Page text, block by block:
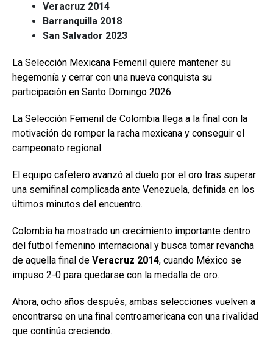
Veracruz 2014
Barranquilla 2018
San Salvador 2023
La Selección Mexicana Femenil quiere mantener su
hegemonía y cerrar con una nueva conquista su
participación en Santo Domingo 2026.
La Selección Femenil de Colombia llega a la final con la
motivación de romper la racha mexicana y conseguir el
campeonato regional.
El equipo cafetero avanzó al duelo por el oro tras superar
una semifinal complicada ante Venezuela, definida en los
últimos minutos del encuentro.
Colombia ha mostrado un crecimiento importante dentro
del futbol femenino internacional y busca tomar revancha
de aquella final de Veracruz 2014, cuando México se
impuso 2-0 para quedarse con la medalla de oro.
Ahora, ocho años después, ambas selecciones vuelven a
encontrarse en una final centroamericana con una rivalidad
que continúa creciendo.